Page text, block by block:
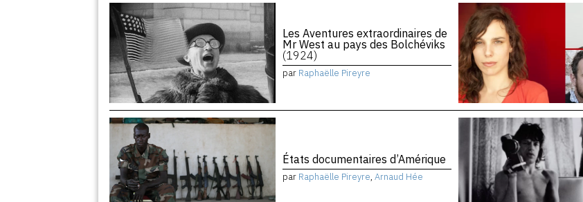
Les Aventures extraordinaires de
Mr West au pays des Bolchéviks
(1924)
par Raphaëlle Pireyre
États documentaires d’Amérique
par Raphaëlle Pireyre,Arnaud Hée